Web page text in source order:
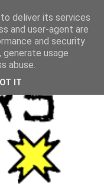
deliver its services
and user-agent are
and security
usage
abuse.
IT